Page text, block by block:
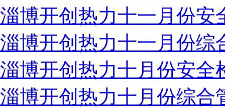
淄博开创热力十一月份安
淄博开创热力十一月份综
淄博开创热力十月份安全
淄博开创热力十月份综合